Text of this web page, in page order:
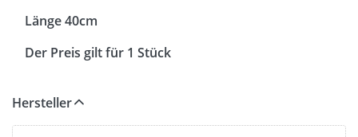
Länge 40cm
Der Preis gilt für 1 Stück
Hersteller